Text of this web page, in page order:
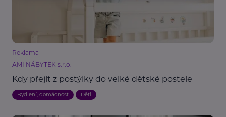
Reklama
AMI NÁBYTEK s.r.o.
Kdy přejít z postýlky do velké dětské postele
Bydlení, domácnost Děti